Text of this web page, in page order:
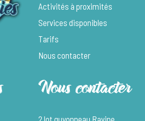
Activités à proximités
Services disponibles
Tarifs
Nous contacter
Nous contacter
2 lot guyonneau Ravine